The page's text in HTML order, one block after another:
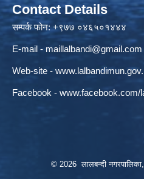
Contact Details
सम्पर्क फोन: +९७७ ०४६५०१४४४
E-mail - maillalbandi@gmail.com
Web-site -
Facebook - www.facebook.com/
© 2026 लालबन्दी नगरपालिका,